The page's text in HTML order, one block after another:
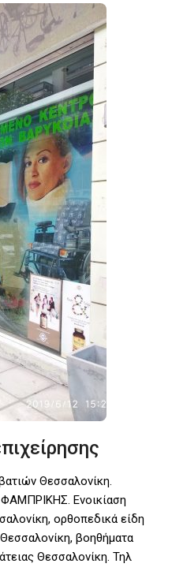
Θεσσαλονίκη.
Ενοικίαση
ορθοπεδικά είδη
βοηθήματα
Θεσσαλονίκη. Τηλ